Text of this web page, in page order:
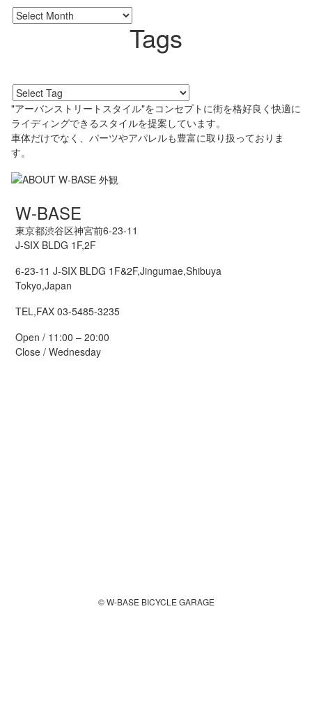
Tags
"アーバンストリートスタイル"をコンセプトに街を格好良く快適に
ライディングできるスタイルを提案しています。
車体だけでなく、パーツやアパレルも豊富に取り扱っておりま
す。
W-BASE
東京都渋谷区神宮前6-23-11
J-SIX BLDG 1F,2F
6-23-11 J-SIX BLDG 1F&2F,Jingumae,Shibuya
Tokyo,Japan
TEL,FAX 03-5485-3235
Open / 11:00 – 20:00
Close / Wednesday
© W-BASE BICYCLE GARAGE